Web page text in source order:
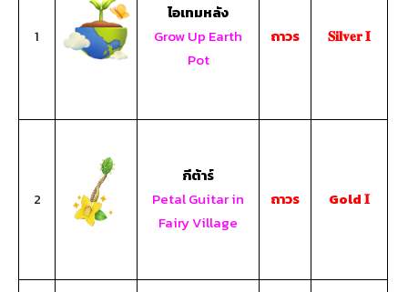
1
ไอเทมหลัง
Grow Up Earth
Pot
ถาวร 𝐒𝐢𝐥𝐯𝐞𝐫 𝐈
2
กีต้าร์
Petal Guitar in
Fairy Village
ถาวร Gold 𝐈